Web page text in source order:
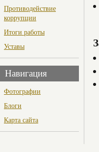
Противодействие
коррупции
Итоги работы
Уставы
Навигация
Фотографии
Блоги
Карта сайта